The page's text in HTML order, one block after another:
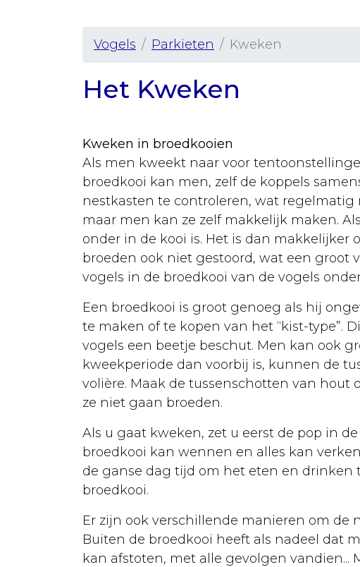
Rassen
Castratie
Algemeen
gewichten
Vergiftiging
Aankoop
Opvoeding
Verzorging
Lichaamsverzorging
Dierenarts
Ontwormen
Kattenbak
Vaccineren
Vogels Parkieten Kweken
Het Kweken
Kweken in broedkooien
Als men kweekt naar voor
broedkooi kan men, zelf de koppels
nestkasten te controleren, wat
maar men kan ze zelf makkelijk maken.
onder in de kooi is. Het is dan makkelijker
broeden ook niet gestoord, wat een groot
vogels in de broedkooi van de vogels
Een broedkooi is groot genoeg als hij
te maken of te kopen van het “kist-type”.
vogels een beetje beschut. Men kan ook
kweekperiode dan voorbij is, kunnen de
volière. Maak de tussenschotten van hout
ze niet gaan broeden.
Als u gaat kweken, zet u eerst de pop in
broedkooi kan wennen en alles kan
de ganse dag tijd om het eten en drinken
broedkooi.
Er zijn ook verschillende manieren om
Buiten de broedkooi heeft als nadeel dat
kan afstoten, met alle gevolgen